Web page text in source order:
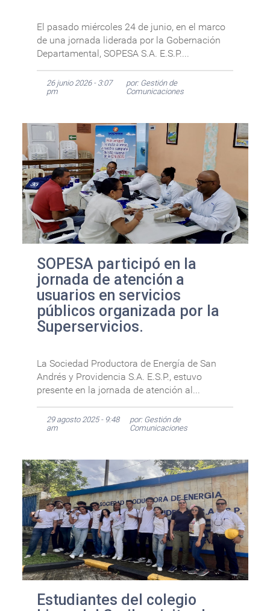
El pasado miércoles 24 de junio, en el marco
de una jornada liderada por la Gobernación
Departamental, SOPESA S.A. E.S.P....
26 junio 2026 - 3:07
pm
por: Gestión de
Comunicaciones
SOPESA participó en la
jornada de atención a
usuarios en servicios
públicos organizada por la
Superservicios.
La Sociedad Productora de Energía de San
Andrés y Providencia S.A. E.S.P., estuvo
presente en la jornada de atención al...
29 agosto 2025 - 9:48
am
por: Gestión de
Comunicaciones
Estudiantes del colegio